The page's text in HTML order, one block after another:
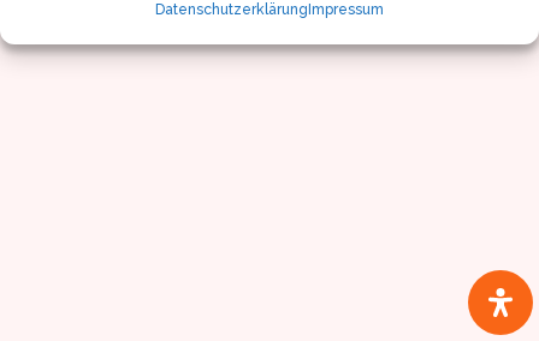
Datenschutzerklärung Impressum